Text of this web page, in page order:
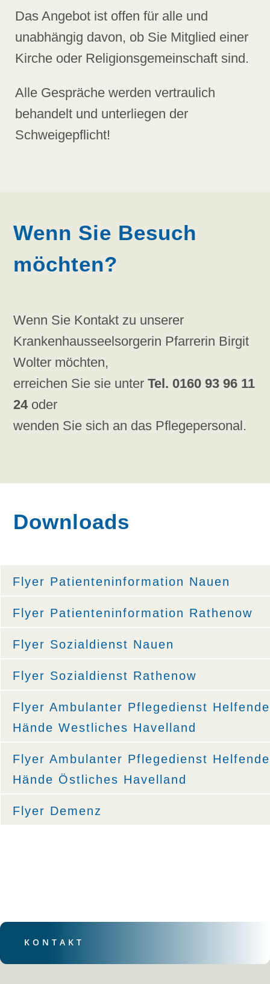
Das Angebot ist offen für alle und
unabhängig davon, ob Sie Mitglied einer
Kirche oder Religionsgemeinschaft sind.
Alle Gespräche werden vertraulich
behandelt und unterliegen der
Schweigepflicht!
Wenn Sie Besuch
möchten?
Wenn Sie Kontakt zu unserer
Krankenhausseelsorgerin Pfarrerin Birgit
Wolter möchten,
erreichen Sie sie unterTel. 0160 93 96 11
24 oder
wenden Sie sich an das Pflegepersonal.
Downloads
Flyer Patienteninformation Nauen
Flyer Patienteninformation Rathenow
Flyer Sozialdienst Nauen
Flyer Sozialdienst Rathenow
Flyer Ambulanter Pflegedienst Helfende
Hände Westliches Havelland
Flyer Ambulanter Pflegedienst Helfende
Hände Östliches Havelland
Flyer Demenz
KONTAKT